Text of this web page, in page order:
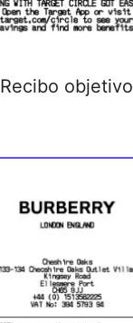
Recibo objetivo